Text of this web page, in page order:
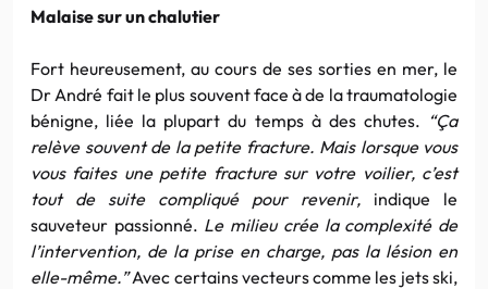
Malaise sur un chalutier
Fort heureusement, au cours de ses sorties en mer, le
Dr André fait le plus souvent face à de la traumatologie
bénigne, liée la plupart du temps à des chutes. “Ça
relève souvent de la petite fracture. Mais lorsque vous
vous faites une petite fracture sur votre voilier, c’est
tout de suite compliqué pour revenir, indique le
sauveteur passionné. Le milieu crée la complexité de
l’intervention, de la prise en charge, pas la lésion en
elle-même.”Avec certains vecteurs comme les jets ski,